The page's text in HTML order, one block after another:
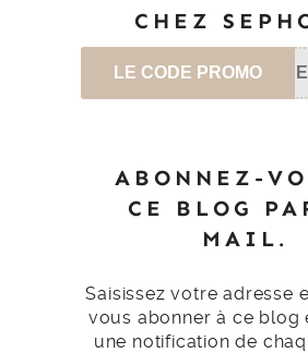
CHEZ
LE CODE PROMO
ABONNEZ-
CE BLOG
MAIL.
Saisissez votre adresse
vous abonner à ce blog
une notification de